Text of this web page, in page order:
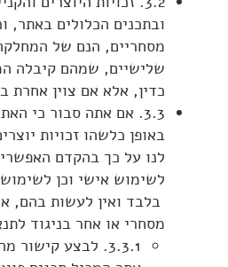
ובתכנים הכלולים באתר,
מסחריים, הנם של
שלישיים, שמהם קיבלה
כדין, אלא אם צוין אחרת
3.3. אם אתה סבור כי
באופן כלשהו זכויות
לנו על כך בהקדם
לשימוש אישי וכן
בלבד ואין לעשות בהם,
מסחרי או אחר בניגוד
3.3.1. לבצע